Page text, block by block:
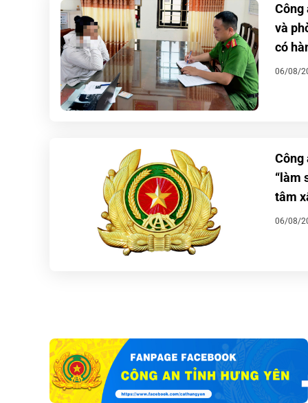
Công
và
có
06/08/
Công
“làm
tâm
06/08/